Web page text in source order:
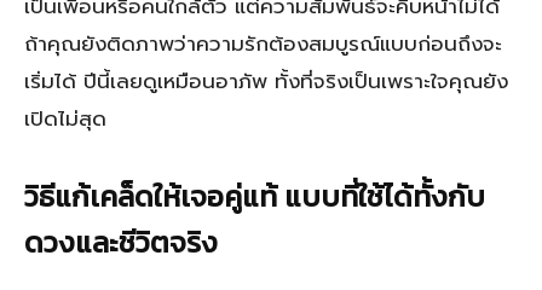
ถ้าคุณยังติดภาพว่าความรักต้องสมบูรณ์แบบก่อนถึงจะ
เริ่มได้ ปีนี้เลยดูเหมือนอาภัพ ทั้งที่จริงเป็นเพราะใจคุณยัง
เปิดไม่สุด
วิธีแก้เคล็ดให้เจอคู่แท้ แบบที่ใช้ได้ทั้งกับ
ดวงและชีวิตจริง